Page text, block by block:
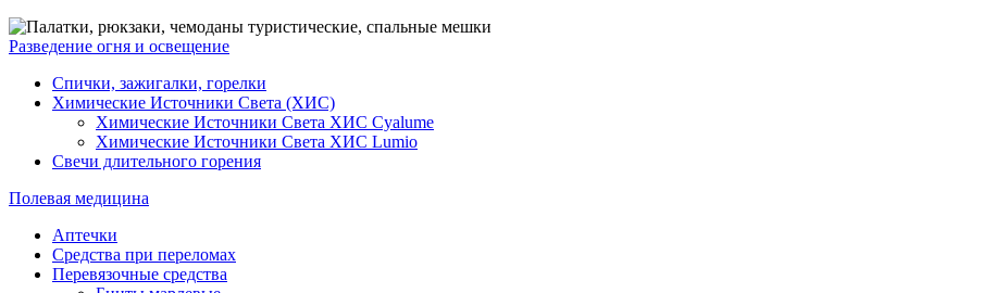
Разведение огня и освещение
Спички, зажигалки, горелки
Химические Источники Света (ХИС)
Химические Источники Света ХИС Cyalume
Химические Источники Света ХИС Lumio
Свечи длительного горения
Полевая медицина
Аптечки
Средства при переломах
Перевязочные средства